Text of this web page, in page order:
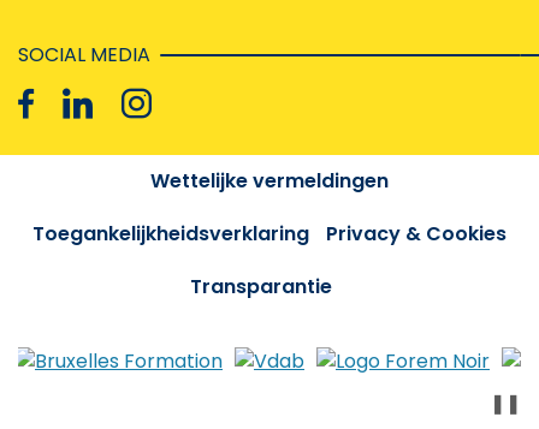
SOCIAL MEDIA
Wettelijke vermeldingen
Toegankelijkheidsverklaring
Privacy & Cookies
Transparantie
❚❚